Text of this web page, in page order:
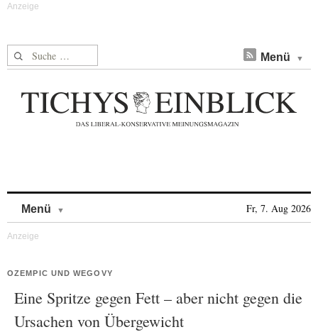
Suche nach: Menü
Menü Fr, 7. Aug 2026
OZEMPIC UND WEGOVY
Eine Spritze gegen Fett – aber nicht gegen die
Ursachen von Übergewicht